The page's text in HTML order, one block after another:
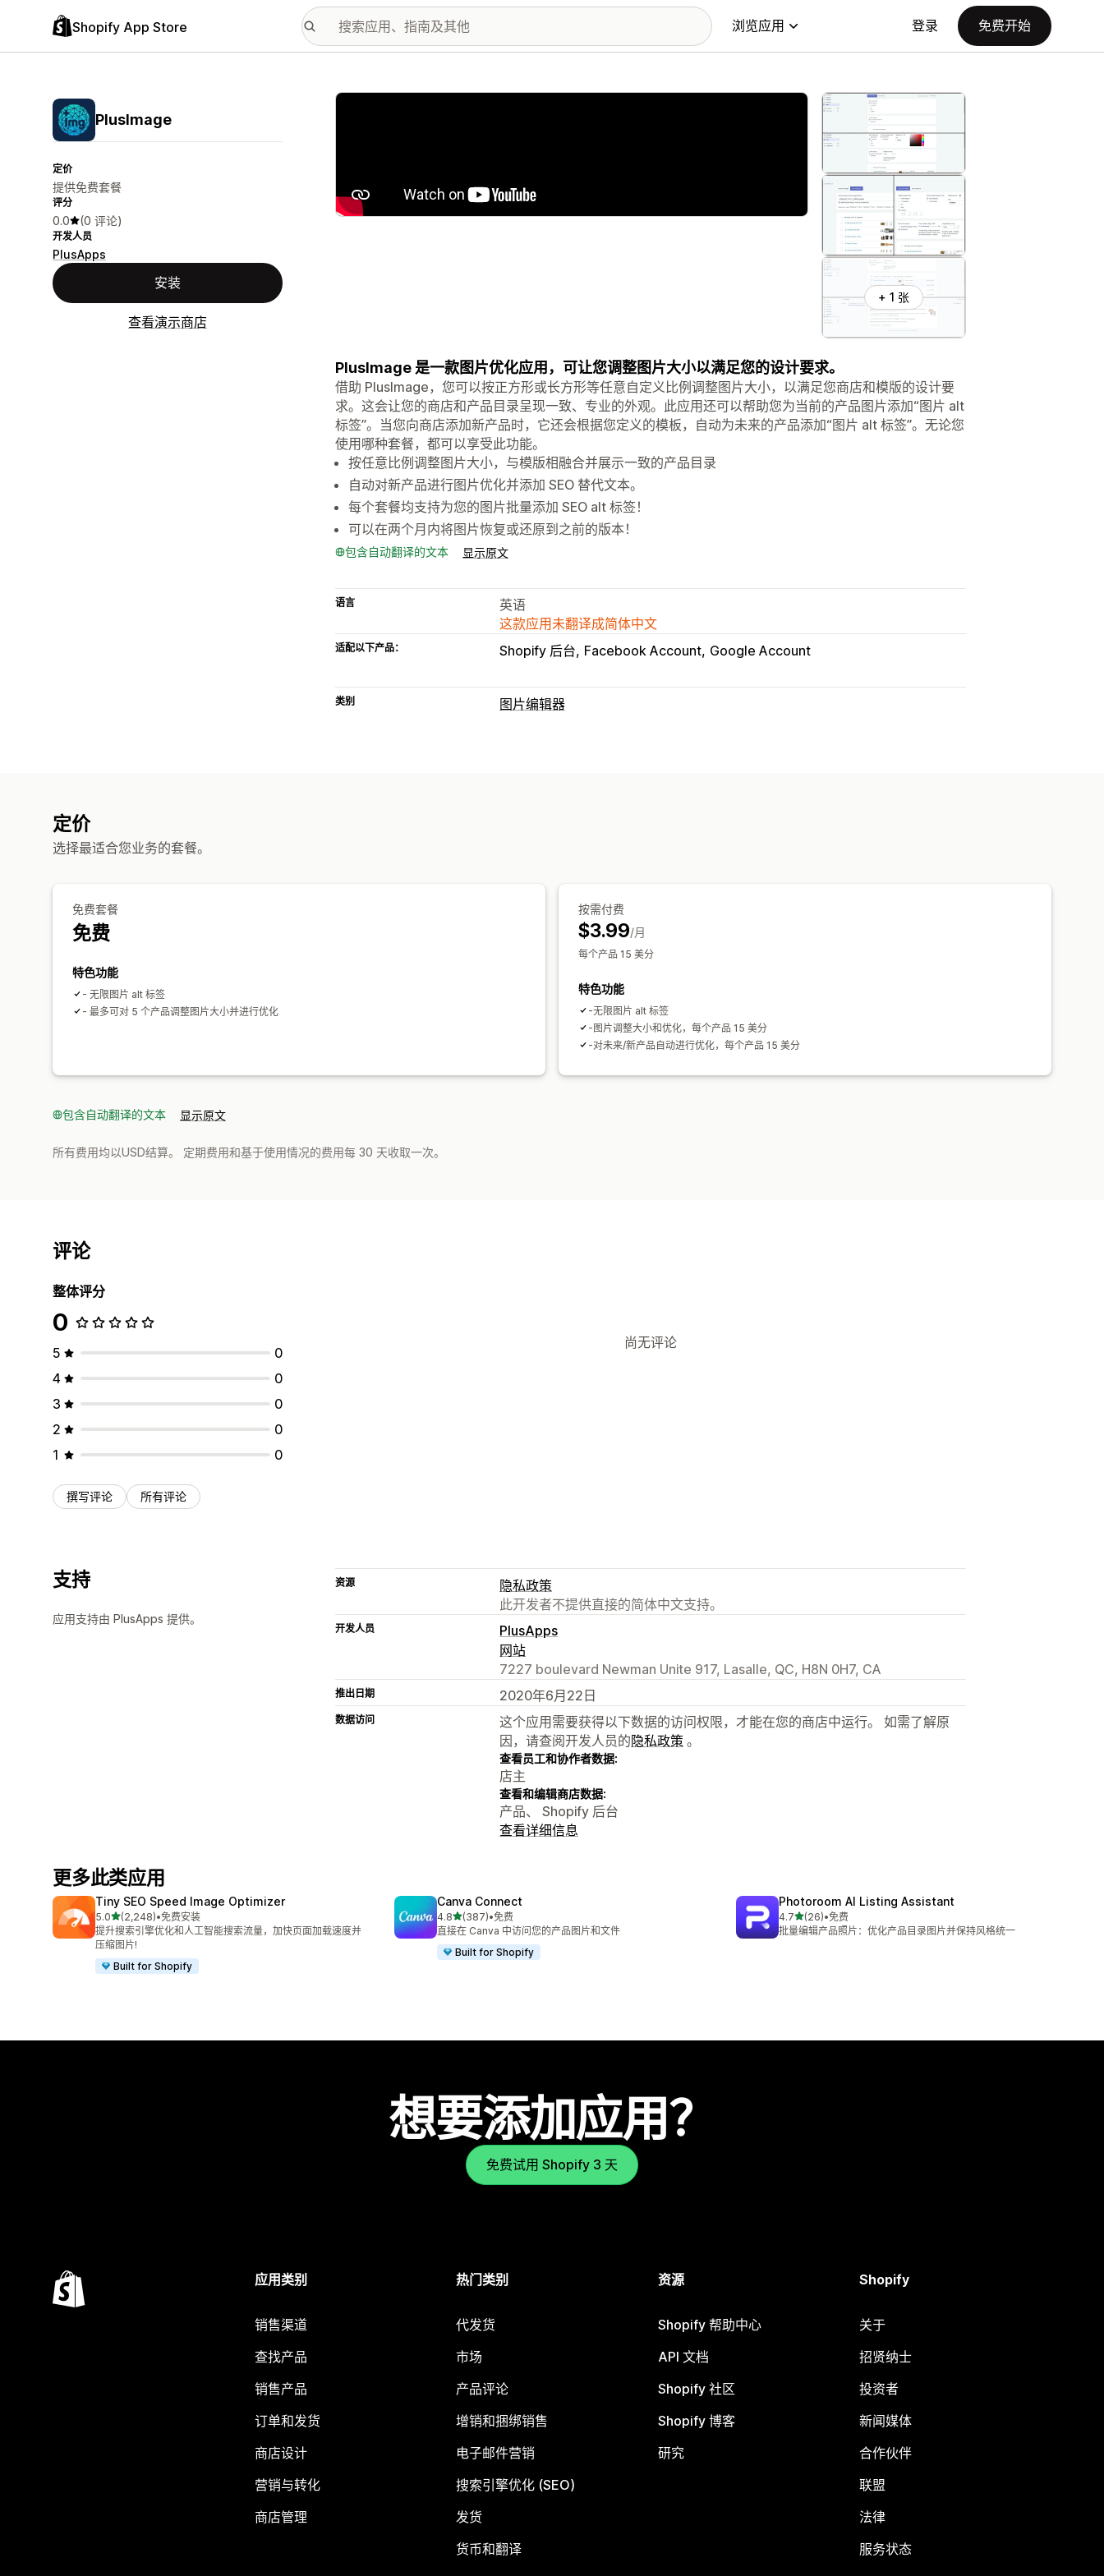
Shopify App Store 浏览应用 登录 免费开始
PlusImage
定价
提供免费套餐
评分
0.0 (0 评论)
开发人员
PlusApps
安装
查看演示商店
配图图库
+ 1 张
PlusImage 是一款图片优化应用，可让您调整图片大小以满足您的设计要求。
借助 PlusImage，您可以按正方形或长方形等任意自定义比例调整图片大小，以满足您商店和模版的设计要
求。这会让您的商店和产品目录呈现一致、专业的外观。此应用还可以帮助您为当前的产品图片添加“图片 alt
标签”。当您向商店添加新产品时，它还会根据您定义的模板，自动为未来的产品添加“图片 alt 标签”。无论您
使用哪种套餐，都可以享受此功能。
按任意比例调整图片大小，与模版相融合并展示一致的产品目录
自动对新产品进行图片优化并添加 SEO 替代文本。
每个套餐均支持为您的图片批量添加 SEO alt 标签！
可以在两个月内将图片恢复或还原到之前的版本！
包含自动翻译的文本 显示原文
语言
英语
这款应用未翻译成简体中文
适配以下产品： Shopify 后台 Facebook Account Google Account
类别 图片编辑器
定价
选择最适合您业务的套餐。
免费套餐
免费
特色功能
- 无限图片 alt 标签
- 最多可对 5 个产品调整图片大小并进行优化
按需付费
$3.99/月
每个产品 15 美分
特色功能
-无限图片 alt 标签
-图片调整大小和优化，每个产品 15 美分
-对未来/新产品自动进行优化，每个产品 15 美分
包含自动翻译的文本 显示原文
所有费用均以USD结算。 定期费用和基于使用情况的费用每 30 天收取一次。
评论
整体评分
0
5
0
4
0
3
0
2
0
1
0
撰写评论 所有评论
尚无评论
支持
应用支持由 PlusApps 提供。
资源
隐私政策
此开发者不提供直接的简体中文支持。
开发人员
PlusApps
网站
7227 boulevard Newman Unite 917, Lasalle, QC, H8N 0H7, CA
推出日期 2020年6月22日
数据访问
这个应用需要获得以下数据的访问权限，才能在您的商店中运行。 如需了解原
因，请查阅开发人员的隐私政策 。
查看员工和协作者数据:
店主
查看和编辑商店数据:
产品、 Shopify 后台
查看详细信息
更多此类应用
Tiny SEO Speed Image Optimizer
5.0星（满分 5 星）
(2,248)
总共 2248 条评论
•免费安装
提升搜索引擎优化和人工智能搜索流量，加快页面加载速度并
压缩图片!
Built for Shopify
Canva Connect
4.8星（满分 5 星）
(387)
总共 387 条评论
•免费
直接在 Canva 中访问您的产品图片和文件
Built for Shopify
Photoroom AI Listing Assistant
4.7星（满分 5 星）
(26)
总共 26 条评论
•免费
批量编辑产品照片：优化产品目录图片并保持风格统一
想要添加应用？
免费试用 Shopify 3 天
应用类别
销售渠道
查找产品
销售产品
订单和发货
商店设计
营销与转化
商店管理
热门类别
代发货
市场
产品评论
增销和捆绑销售
电子邮件营销
搜索引擎优化 (SEO)
发货
货币和翻译
资源
Shopify 帮助中心
API 文档
Shopify 社区
Shopify 博客
研究
Shopify
关于
招贤纳士
投资者
新闻媒体
合作伙伴
联盟
法律
服务状态